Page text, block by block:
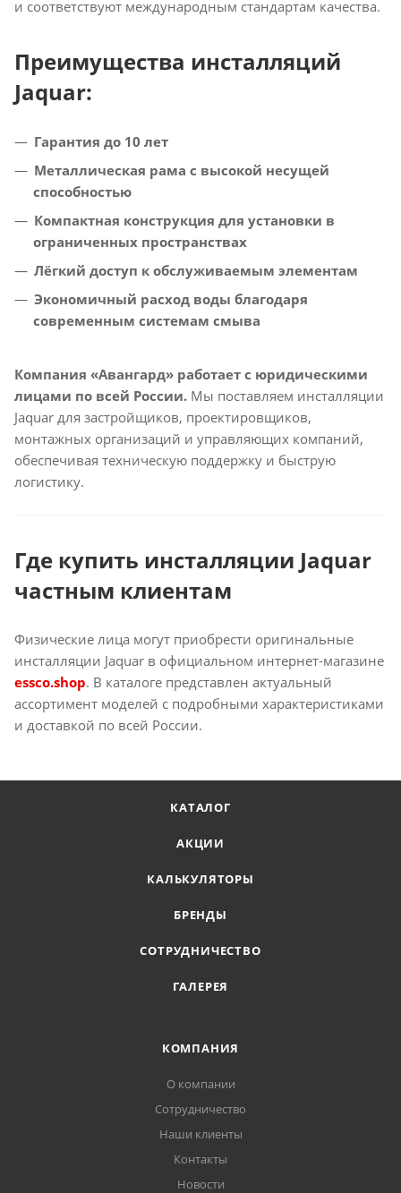
и соответствуют международным стандартам качества.
Преимущества инсталляций
Jaquar:
Гарантия до 10 лет
Металлическая рама с высокой несущей
способностью
Компактная конструкция для установки в
ограниченных пространствах
Лёгкий доступ к обслуживаемым элементам
Экономичный расход воды благодаря
современным системам смыва
Компания «Авангард» работает с юридическими
лицами по всей России. Мы поставляем инсталляции
Jaquar для застройщиков, проектировщиков,
монтажных организаций и управляющих компаний,
обеспечивая техническую поддержку и быструю
логистику.
Где купить инсталляции Jaquar
частным клиентам
Физические лица могут приобрести оригинальные
инсталляции Jaquar в официальном интернет-магазине
essco.shop. В каталоге представлен актуальный
ассортимент моделей с подробными характеристиками
и доставкой по всей России.
КАТАЛОГ
АКЦИИ
КАЛЬКУЛЯТОРЫ
БРЕНДЫ
СОТРУДНИЧЕСТВО
ГАЛЕРЕЯ
КОМПАНИЯ
О компании
Сотрудничество
Наши клиенты
Контакты
Новости